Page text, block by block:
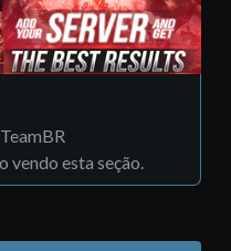
vendo esta seção.